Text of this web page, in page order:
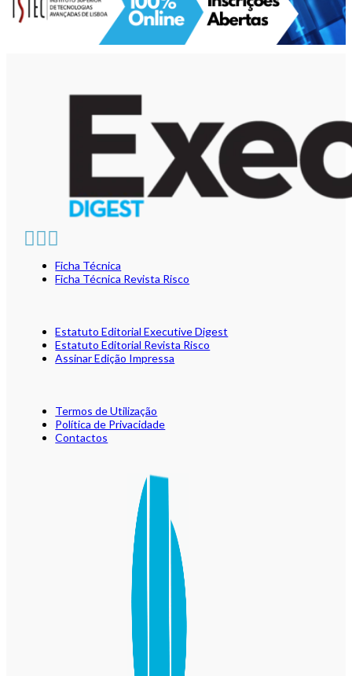
Ficha Técnica
Ficha Técnica Revista Risco
Estatuto Editorial Executive Digest
Estatuto Editorial Revista Risco
Assinar Edição Impressa
Termos de Utilização
Política de Privacidade
Contactos